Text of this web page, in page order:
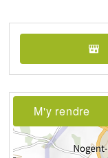
M'y rendre